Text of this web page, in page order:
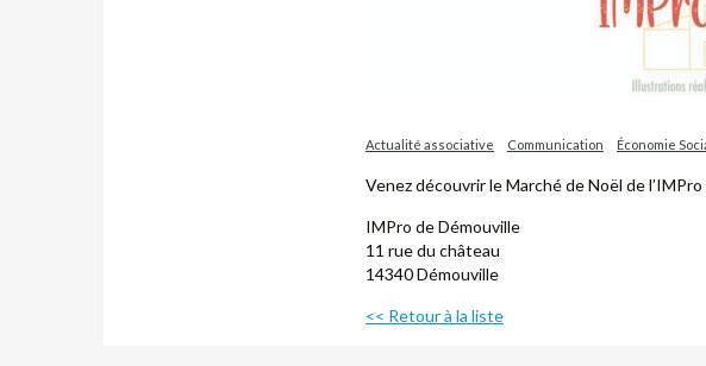
Actualité associative Communication Économie
Venez découvrir le Marché de Noël de
IMPro de Démouville
11 rue du château
14340 Démouville
<< Retour à la liste